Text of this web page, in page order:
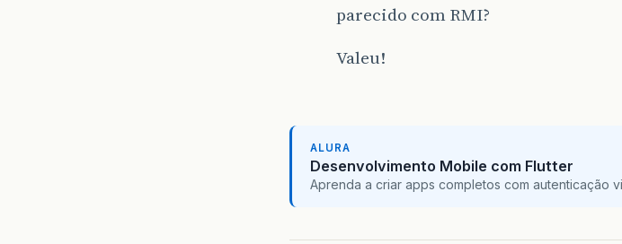
parecido com RMI?
Valeu!
ALURA
Desenvolvimento Mobile com Flutter
Aprenda a criar apps completos com autenticação